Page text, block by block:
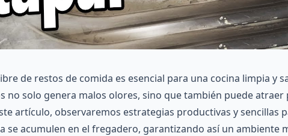
de restos de comida es esencial para una cocina limpia y
no solo genera malos olores, sino que también puede atraer
artículo, observaremos estrategias productivas y sencillas
se acumulen en el fregadero, garantizando así un ambiente